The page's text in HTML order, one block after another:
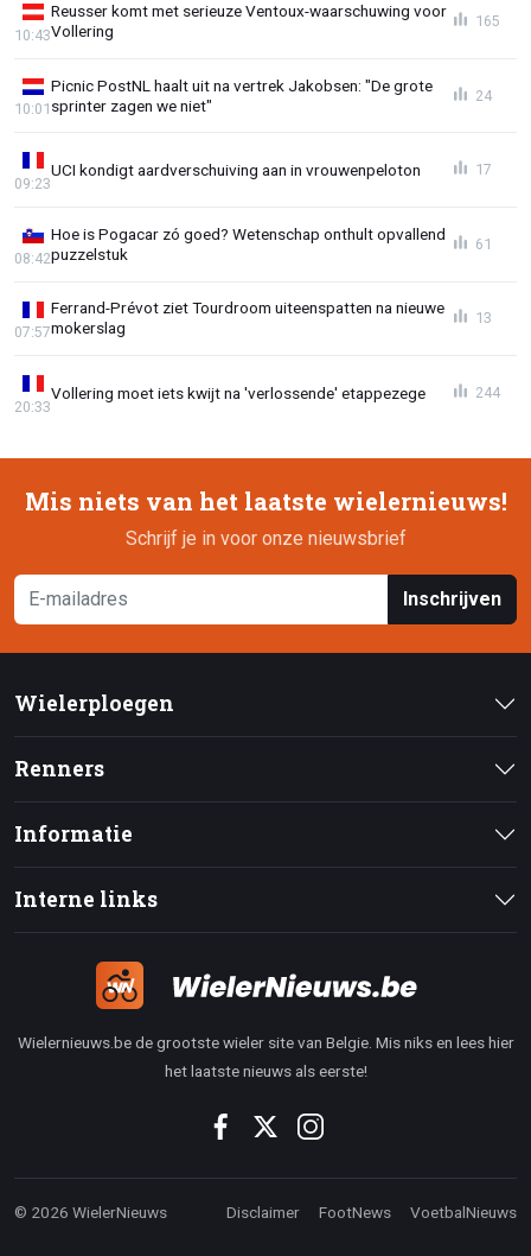
Reusser komt met serieuze Ventoux-waarschuwing voor
Vollering
10:43
165
Picnic PostNL haalt uit na vertrek Jakobsen: "De grote
sprinter zagen we niet"
10:01
24
UCI kondigt aardverschuiving aan in vrouwenpeloton
09:23
17
Hoe is Pogacar zó goed? Wetenschap onthult opvallend
puzzelstuk
08:42
61
Ferrand-Prévot ziet Tourdroom uiteenspatten na nieuwe
mokerslag
07:57
13
Vollering moet iets kwijt na 'verlossende' etappezege
20:33
244
Mis niets van het laatste wielernieuws!
Schrijf je in voor onze nieuwsbrief
Inschrijven
Wielerploegen
Renners
Informatie
Interne links
Wielernieuws.be de grootste wieler site van Belgie. Mis niks en lees hier
het laatste nieuws als eerste!
© 2026 WielerNieuws Disclaimer FootNews VoetbalNieuws